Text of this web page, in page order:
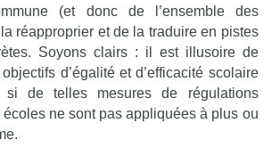
(et donc de l’ensemble des
réapproprier et de la traduire en pistes
Soyons clairs : il est illusoire de
d’égalité et d’efficacité scolaire
si de telles mesures de régulations
ne sont pas appliquées à plus ou